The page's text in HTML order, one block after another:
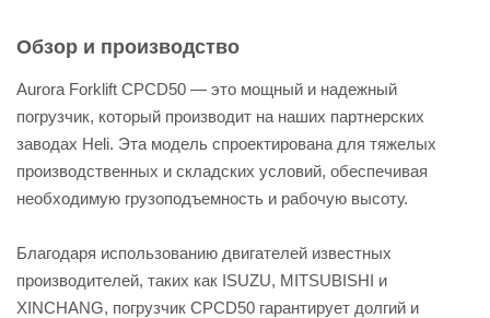
Обзор и производство
Aurora Forklift CPCD50 — это мощный и надежный
погрузчик, который производит на наших партнерских
заводах Heli. Эта модель спроектирована для тяжелых
производственных и складских условий, обеспечивая
необходимую грузоподъемность и рабочую высоту.
Благодаря использованию двигателей известных
производителей, таких как ISUZU, MITSUBISHI и
XINCHANG, погрузчик CPCD50 гарантирует долгий и